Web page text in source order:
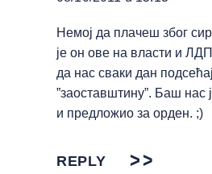
Немој да плачеш због
је он ове на власти и
да нас сваки дан
”заоставштину”. Баш нас
и предложио за орден. ;)
REPLY